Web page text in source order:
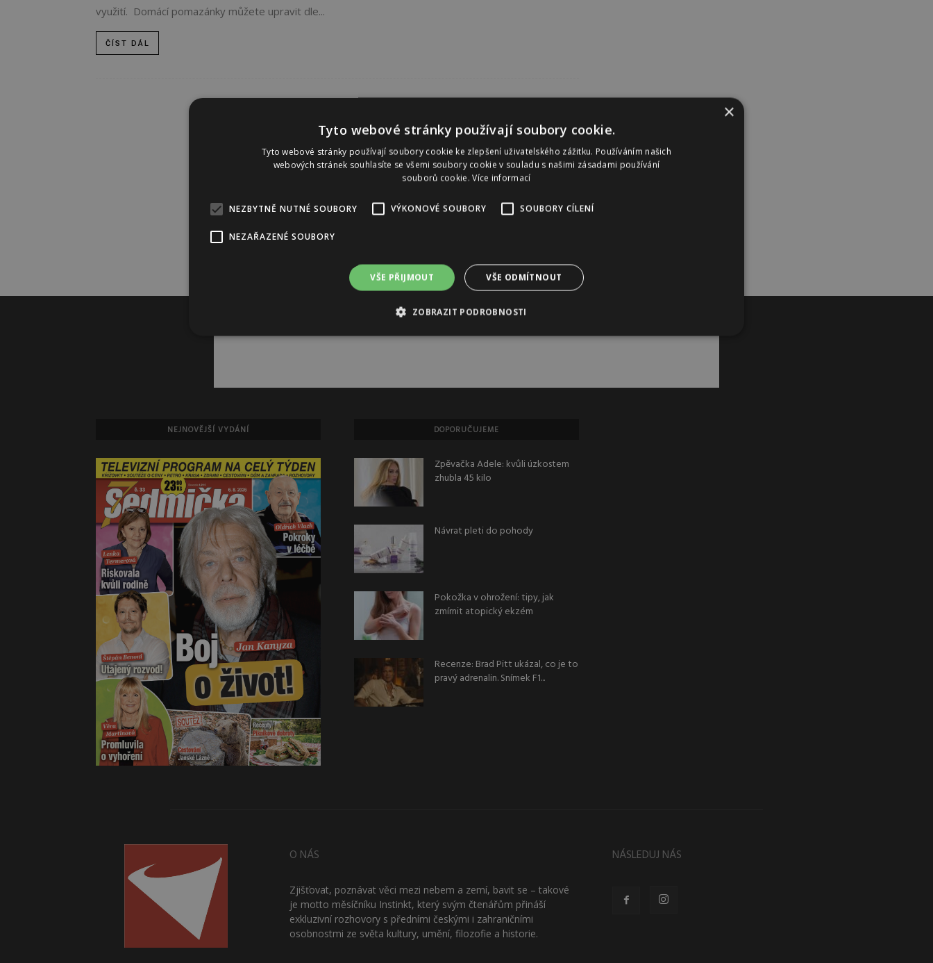
využití. Domácí pomazánky můžete upravit dle...
ČÍST DÁL
Reklama
NEJNOVĚJŠÍ VYDÁNÍ DOPORUČUJEME
Zpěvačka Adele: kvůli úzkostem
zhubla 45 kilo
Návrat pleti do pohody
Pokožka v ohrožení: tipy, jak
zmírnit atopický ekzém
Recenze: Brad Pitt ukázal, co je to
pravý adrenalin. Snímek F1...
O NÁS
Zjišťovat, poznávat věci mezi nebem a zemí, bavit se – takové
je motto měsíčníku Instinkt, který svým čtenářům přináší
exkluzivní rozhovory s předními českými i zahraničními
osobnostmi ze světa kultury, umění, filozofie a historie.
NÁSLEDUJ NÁS
×
Tyto webové stránky používají soubory cookie.
Tyto webové stránky používají soubory cookie ke zlepšení uživatelského zážitku. Používáním našich
webových stránek souhlasíte se všemi soubory cookie v souladu s našimi zásadami používání
souborů cookie.Více informací
NEZBYTNĚ NUTNÉ SOUBORY VÝKONOVÉ SOUBORY SOUBORY CÍLENÍ
NEZAŘAZENÉ SOUBORY
VŠE PŘIJMOUT VŠE ODMÍTNOUT
ZOBRAZIT PODROBNOSTI